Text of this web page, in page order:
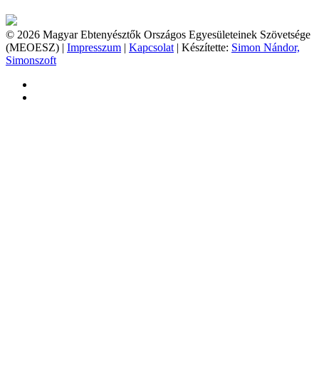
© 2026 Magyar Ebtenyésztők Országos Egyesületeinek Szövetsége
(MEOESZ) | Impresszum | Kapcsolat | Készítette: Simon Nándor,
Simonszoft